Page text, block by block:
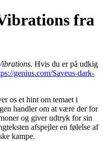
fra
. Hvis du er på udkig
genius.com/Saveus-dark-
os et hint om temaet i
handler om at være der for
og giver udtryk for sin
afspejler en følelse af
kampe.